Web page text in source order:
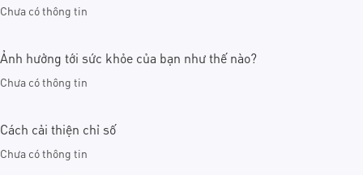
Chưa có thông tin
Ảnh hưởng tới sức khỏe của bạn như thế nào?
Chưa có thông tin
Cách cải thiện chỉ số
Chưa có thông tin